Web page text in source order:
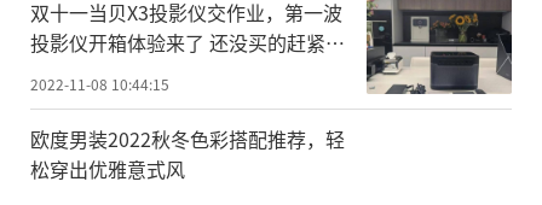
双十一当贝X3投影仪交作业，第一波
投影仪开箱体验来了 还没买的赶紧上
车
2022-11-08 10:44:15
欧度男装2022秋冬色彩搭配推荐，轻
松穿出优雅意式风